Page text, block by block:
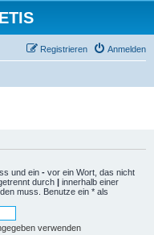
Anmelden
Registrieren
und ein - vor ein Wort, das nicht
durch | innerhalb einer
muss. Benutze ein * als
verwenden